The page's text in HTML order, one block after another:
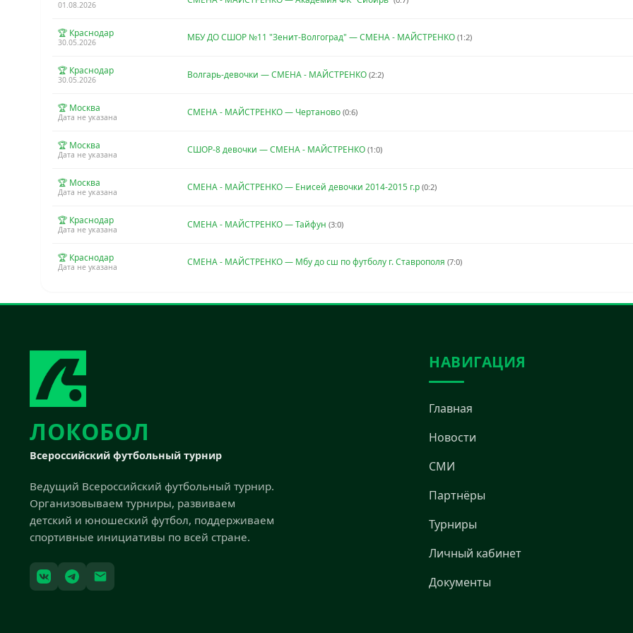
01.08.2026
🏆 Краснодар
30.05.2026 МБУ ДО СШОР №11 "Зенит-Волгоград" — СМЕНА - МАЙСТРЕНКО (1:2)
🏆 Краснодар
30.05.2026 Волгарь-девочки — СМЕНА - МАЙСТРЕНКО (2:2)
🏆 Москва
Дата не указана СМЕНА - МАЙСТРЕНКО — Чертаново (0:6)
🏆 Москва
Дата не указана СШОР-8 девочки — СМЕНА - МАЙСТРЕНКО (1:0)
🏆 Москва
Дата не указана СМЕНА - МАЙСТРЕНКО — Енисей девочки 2014-2015 г.р (0:2)
🏆 Краснодар
Дата не указана СМЕНА - МАЙСТРЕНКО — Тайфун (3:0)
🏆 Краснодар
Дата не указана СМЕНА - МАЙСТРЕНКО — Мбу до сш по футболу г. Ставрополя (7:0)
ЛОКОБОЛ
Всероссийский футбольный турнир
Ведущий Всероссийский футбольный турнир.
Организовываем турниры, развиваем
детский и юношеский футбол, поддерживаем
спортивные инициативы по всей стране.
НАВИГАЦИЯ
Главная
Новости
СМИ
Партнёры
Турниры
Личный кабинет
Документы